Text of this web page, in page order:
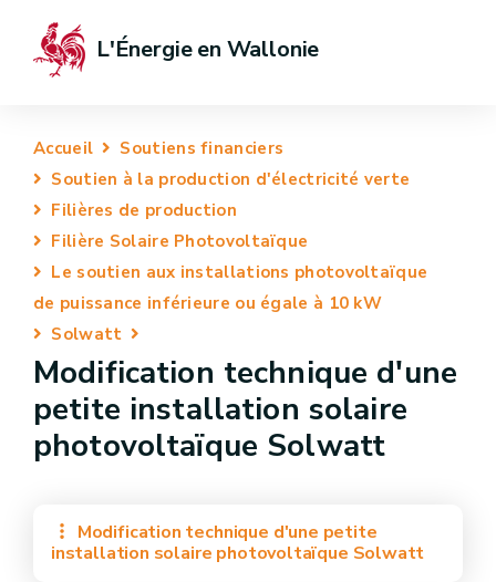
L'Énergie en Wallonie
Accueil
Soutiens financiers
Soutien à la production d'électricité verte
Filières de production
Filière Solaire Photovoltaïque
Le soutien aux installations photovoltaïque
de puissance inférieure ou égale à 10 kW
Solwatt
Modification technique d'une
petite installation solaire
photovoltaïque Solwatt
Modification technique d'une petite
installation solaire photovoltaïque Solwatt